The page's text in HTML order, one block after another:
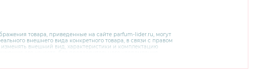
товара, приведенные на сайте parfum-lider.ru, могут
внешнего вида конкретного товара, в связи с правом
изменять внешний вид, характеристики и комплектацию
номеру 8 800 200 78 80.